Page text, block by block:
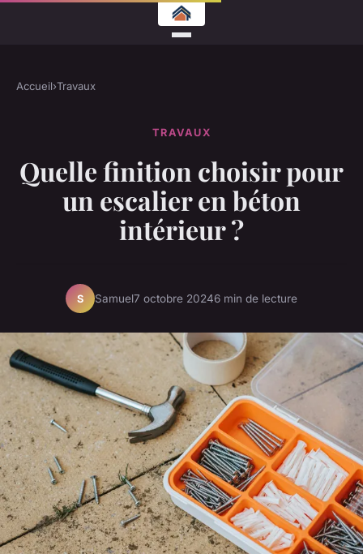
Accueil›Travaux
TRAVAUX
Quelle finition choisir pour
un escalier en béton
intérieur ?
S Samuel7 octobre 20246 min de lecture